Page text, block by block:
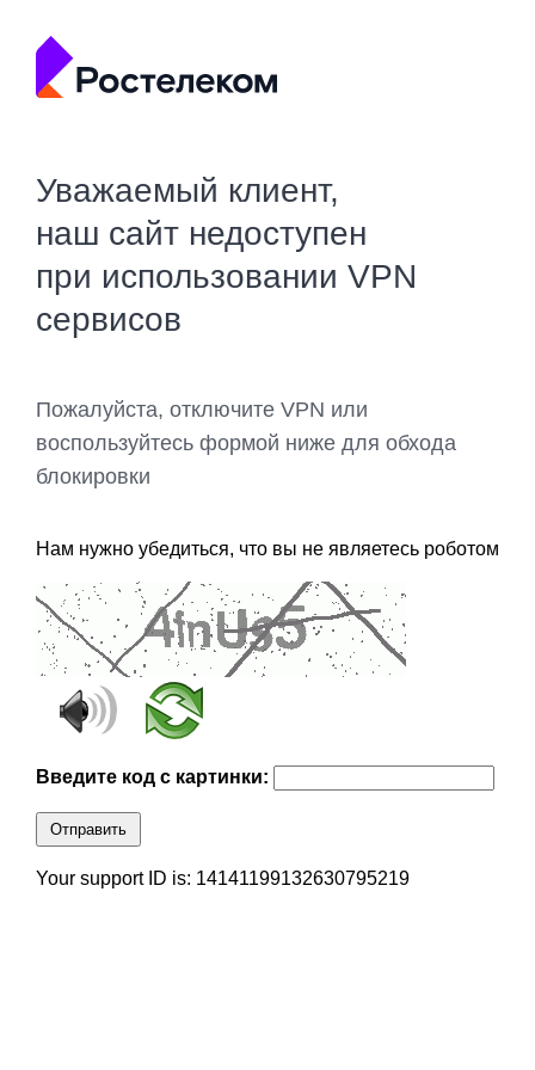
Уважаемый клиент,
наш сайт недоступен
при использовании VPN
сервисов
Пожалуйста, отключите VPN или
воспользуйтесь формой ниже для обхода
блокировки
Нам нужно убедиться, что вы не являетесь роботом
Введите код с картинки:
Отправить
Your support ID is: 14141199132630795219